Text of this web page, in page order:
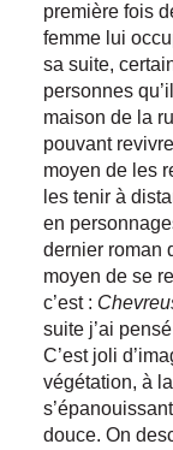
première fois
femme lui
sa suite,
personnes
maison de la
pouvant
moyen de les
les tenir à
en
dernier roman
moyen de se
c’est :
suite j’ai
C’est joli
végétation, à
douce. On